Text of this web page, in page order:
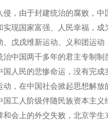
由于封建统治的腐败，中
现国家富强、人民幸福，
戊戌维新运动、义和团运
中国两千多年的君主专制
人民的悲惨命运，没有完
动，在中国社会掀起思想解
工人阶级伴随民族资本主
上的外交失败，北京学生